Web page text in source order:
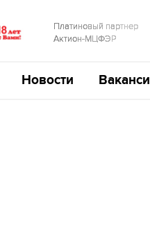
Платиновый партнер
Актион-МЦФЭР
Новости